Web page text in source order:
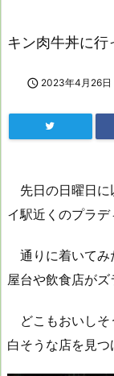
キン肉牛丼に行
 2023年4月26日
先日の日曜日
イ駅近くのプラデ
通りに着いて
屋台や飲食店がズ
どこもおいし
白そうな店を見つ